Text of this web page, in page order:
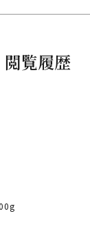
閲覧履歴